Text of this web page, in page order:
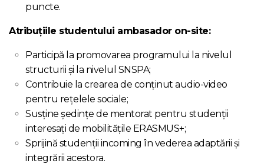
puncte.
Atribuțiile studentului ambasador on-site:
Participă la promovarea programului la nivelul
structurii și la nivelul SNSPA;
Contribuie la crearea de conținut audio-video
pentru rețelele sociale;
Susține ședințe de mentorat pentru studenții
interesați de mobilitățile ERASMUS+;
Sprijină studenții incoming în vederea adaptării și
integrării acestora.